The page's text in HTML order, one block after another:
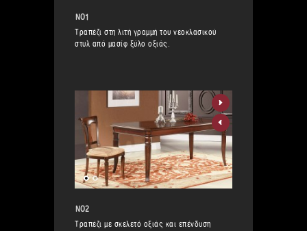
ΝΟ1
Τραπέζι στη λιτή γραμμή του νεοκλασικού
στυλ από μασίφ ξύλο οξιάς.
ΝΟ2
Τραπέζι με σκελετό οξιάς και επένδυση